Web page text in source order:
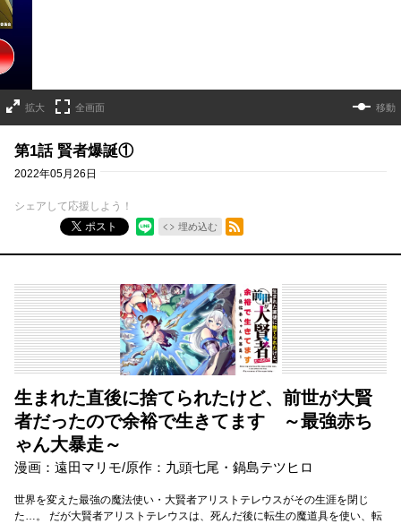
拡大 全画面 移動
第1話 賢者爆誕①
2022年05月26日
シェアして応援しよう！
ポスト
埋め込む
RSSフィード
生まれた直後に捨てられたけど、前世が大賢
者だったので余裕で生きてます ～最強赤ち
ゃん大暴走～
漫画：遠田マリモ/原作：九頭七尾・鍋島テツヒロ
世界を変えた最強の魔法使い・大賢者アリストテレウスがその生涯を閉じ
た…。 だが大賢者アリストテレウスは、死んだ後に転生の魔道具を使い、転